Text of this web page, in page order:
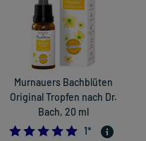
Murnauers Bachblüten
Original Tropfen nach Dr.
Bach, 20 ml
5.0
1*